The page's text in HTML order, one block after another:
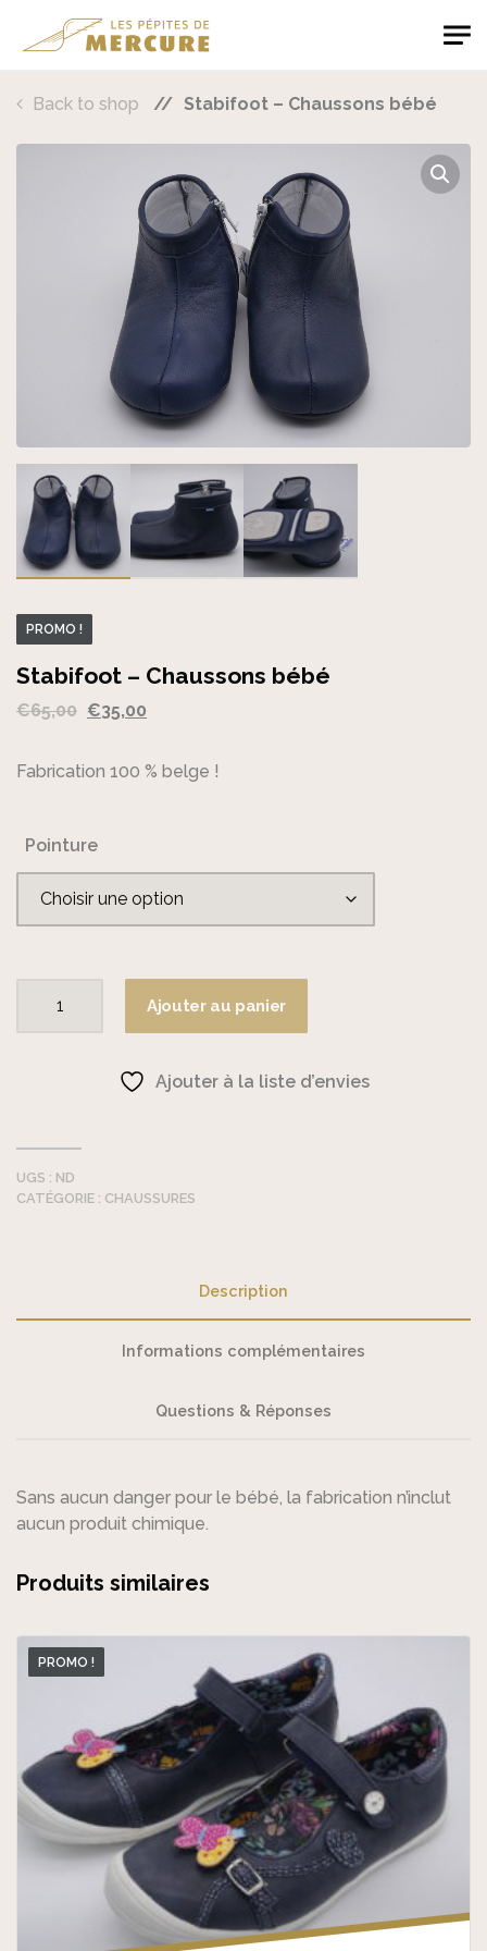
Les Pépites de Mercure
Back to shop Stabifoot – Chaussons bébé
PROMO !
Stabifoot – Chaussons bébé
€65,00 Le
initial
€35,00
actuel
Fabrication 100 % belge !
Pointure
quantité
bébé
Ajouter au panier
Ajouter à la liste d’envies
UGS : ND
CATÉGORIE : CHAUSSURES
Description
Informations complémentaires
Questions & Réponses
Sans aucun danger pour le bébé, la fabrication n’inclut
aucun produit chimique.
Produits similaires
PROMO !